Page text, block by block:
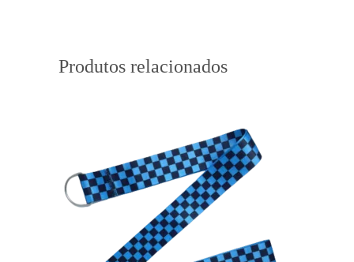
Produtos relacionados